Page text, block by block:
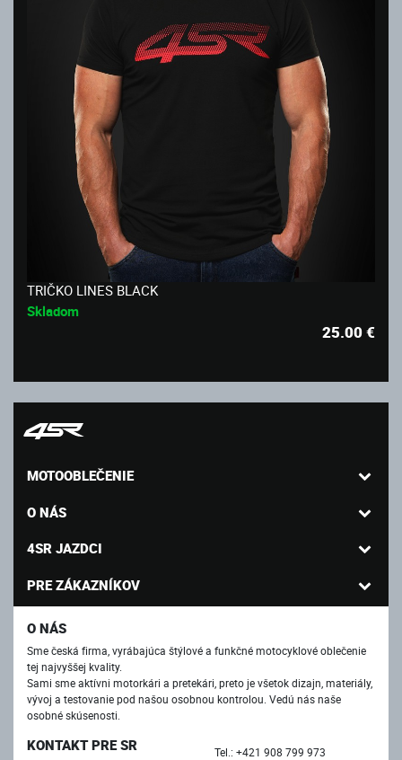
TRIČKO LINES BLACK
Skladom
25.00€
MOTOOBLEČENIE
O NÁS
4SR JAZDCI
PRE ZÁKAZNÍKOV
O NÁS
Sme česká firma, vyrábajúca štýlové a funkčné motocyklové oblečenie
tej najvyššej kvality.
Sami sme aktívni motorkári a pretekári, preto je všetok dizajn, materiály,
vývoj a testovanie pod našou osobnou kontrolou. Vedú nás naše
osobné skúsenosti.
KONTAKT PRE SR Tel.: +421 908 799 973